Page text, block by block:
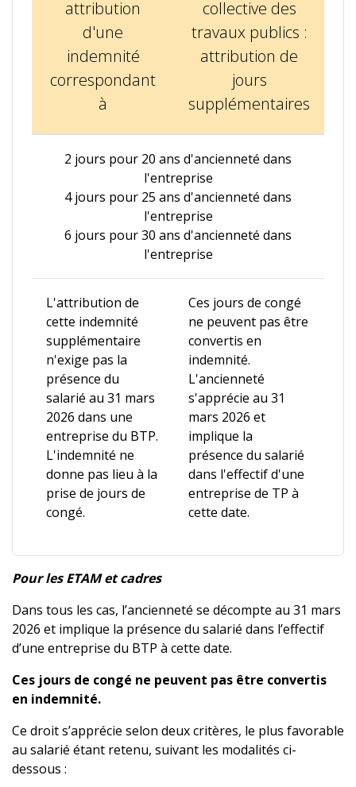
attribution
d'une
indemnité
correspondant
à
collective des
travaux publics :
attribution de
jours
supplémentaires
2 jours pour 20 ans d'ancienneté dans
l'entreprise
4 jours pour 25 ans d'ancienneté dans
l'entreprise
6 jours pour 30 ans d'ancienneté dans
l'entreprise
L'attribution de
cette indemnité
supplémentaire
n'exige pas la
présence du
salarié au 31 mars
2026 dans une
entreprise du BTP.
L'indemnité ne
donne pas lieu à la
prise de jours de
congé.
Ces jours de congé
ne peuvent pas être
convertis en
indemnité.
L'ancienneté
s'apprécie au 31
mars 2026 et
implique la
présence du salarié
dans l'effectif d'une
entreprise de TP à
cette date.
Pour les ETAM et cadres
Dans tous les cas, l’ancienneté se décompte au 31 mars
2026 et implique la présence du salarié dans l’effectif
d’une entreprise du BTP à cette date.
Ces jours de congé ne peuvent pas être convertis
en indemnité.
Ce droit s’apprécie selon deux critères, le plus favorable
au salarié étant retenu, suivant les modalités ci-
dessous :